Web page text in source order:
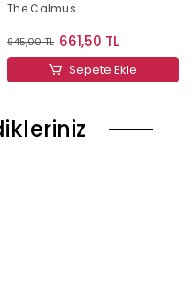
The Calmus.
945,00 TL 661,50 TL
Sepete Ekle